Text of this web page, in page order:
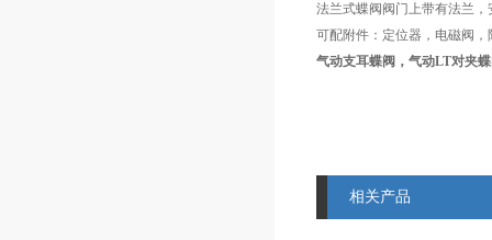
法兰式蝶阀阀门上带有法兰
可配附件：定位器，电磁阀
气动支耳蝶阀，气动LT对夹
相关产品